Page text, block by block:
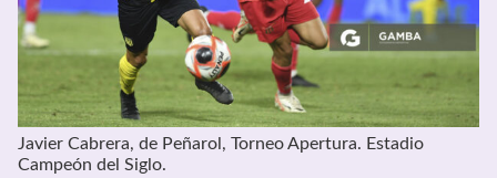
Javier Cabrera, de Peñarol, Torneo Apertura. Estadio
Campeón del Siglo.